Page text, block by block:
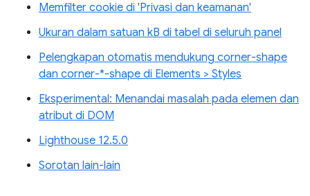
Memfilter cookie di 'Privasi dan keamanan'
Ukuran dalam satuan kB di tabel di seluruh panel
Pelengkapan otomatis mendukung corner-shape
dan corner-*-shape di Elements > Styles
Eksperimental: Menandai masalah pada elemen dan
atribut di DOM
Lighthouse 12.5.0
Sorotan lain-lain